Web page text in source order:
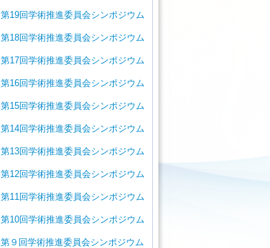
第19回学術推進委員会シンポジウム
第18回学術推進委員会シンポジウム
第17回学術推進委員会シンポジウム
第16回学術推進委員会シンポジウム
第15回学術推進委員会シンポジウム
第14回学術推進委員会シンポジウム
第13回学術推進委員会シンポジウム
第12回学術推進委員会シンポジウム
第11回学術推進委員会シンポジウム
第10回学術推進委員会シンポジウム
第９回学術推進委員会シンポジウム